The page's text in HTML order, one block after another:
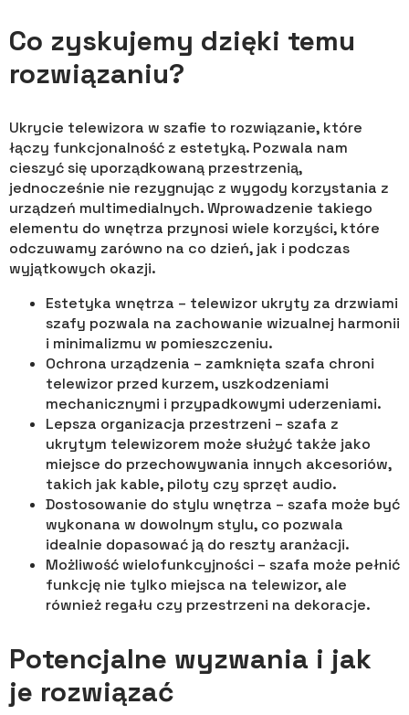
Co zyskujemy dzięki temu
rozwiązaniu?
Ukrycie telewizora w szafie to rozwiązanie, które
łączy funkcjonalność z estetyką. Pozwala nam
cieszyć się uporządkowaną przestrzenią,
jednocześnie nie rezygnując z wygody korzystania z
urządzeń multimedialnych. Wprowadzenie takiego
elementu do wnętrza przynosi wiele korzyści, które
odczuwamy zarówno na co dzień, jak i podczas
wyjątkowych okazji.
Estetyka wnętrza – telewizor ukryty za drzwiami
szafy pozwala na zachowanie wizualnej harmonii
i minimalizmu w pomieszczeniu.
Ochrona urządzenia – zamknięta szafa chroni
telewizor przed kurzem, uszkodzeniami
mechanicznymi i przypadkowymi uderzeniami.
Lepsza organizacja przestrzeni – szafa z
ukrytym telewizorem może służyć także jako
miejsce do przechowywania innych akcesoriów,
takich jak kable, piloty czy sprzęt audio.
Dostosowanie do stylu wnętrza – szafa może być
wykonana w dowolnym stylu, co pozwala
idealnie dopasować ją do reszty aranżacji.
Możliwość wielofunkcyjności – szafa może pełnić
funkcję nie tylko miejsca na telewizor, ale
również regału czy przestrzeni na dekoracje.
Potencjalne wyzwania i jak
je rozwiązać